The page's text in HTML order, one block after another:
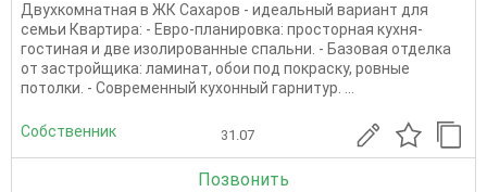
Двухкомнатная в ЖК Сахаров - идеальный вариант для
семьи Квартира: - Евро-планировка: просторная кухня-
гостиная и две изолированные спальни. - Базовая отделка
от застройщика: ламинат, обои под покраску, ровные
потолки. - Современный кухонный гарнитур. ...
Собственник 31.07
Позвонить